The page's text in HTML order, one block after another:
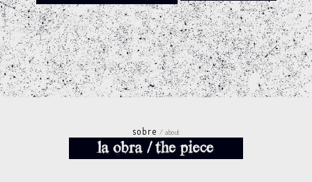
sobre/ about